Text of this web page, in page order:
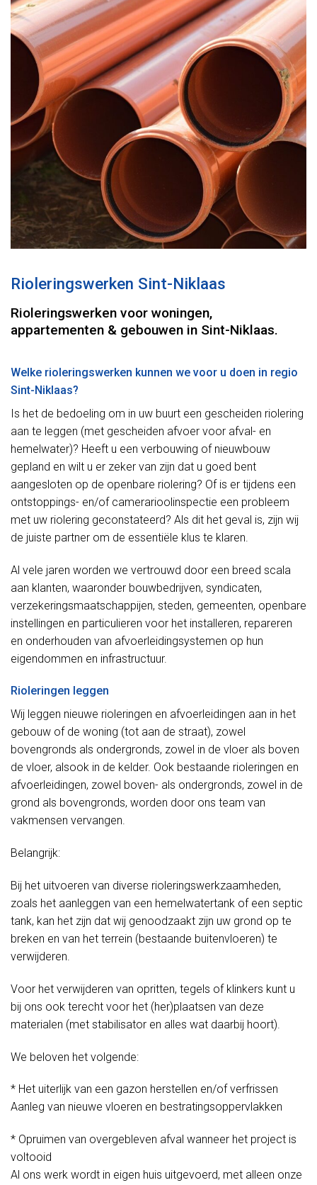
Rioleringswerken Sint-Niklaas
Rioleringswerken voor woningen,
appartementen & gebouwen in Sint-Niklaas.
Welke rioleringswerken kunnen we voor u doen in regio
Sint-Niklaas?
Is het de bedoeling om in uw buurt een gescheiden riolering
aan te leggen (met gescheiden afvoer voor afval- en
hemelwater)? Heeft u een verbouwing of nieuwbouw
gepland en wilt u er zeker van zijn dat u goed bent
aangesloten op de openbare riolering? Of is er tijdens een
ontstoppings- en/of camerarioolinspectie een probleem
met uw riolering geconstateerd? Als dit het geval is, zijn wij
de juiste partner om de essentiële klus te klaren.
Al vele jaren worden we vertrouwd door een breed scala
aan klanten, waaronder bouwbedrijven, syndicaten,
verzekeringsmaatschappijen, steden, gemeenten, openbare
instellingen en particulieren voor het installeren, repareren
en onderhouden van afvoerleidingsystemen op hun
eigendommen en infrastructuur.
Rioleringen leggen
Wij leggen nieuwe rioleringen en afvoerleidingen aan in het
gebouw of de woning (tot aan de straat), zowel
bovengronds als ondergronds, zowel in de vloer als boven
de vloer, alsook in de kelder. Ook bestaande rioleringen en
afvoerleidingen, zowel boven- als ondergronds, zowel in de
grond als bovengronds, worden door ons team van
vakmensen vervangen.
Belangrijk:
Bij het uitvoeren van diverse rioleringswerkzaamheden,
zoals het aanleggen van een hemelwatertank of een septic
tank, kan het zijn dat wij genoodzaakt zijn uw grond op te
breken en van het terrein (bestaande buitenvloeren) te
verwijderen.
Voor het verwijderen van opritten, tegels of klinkers kunt u
bij ons ook terecht voor het (her)plaatsen van deze
materialen (met stabilisator en alles wat daarbij hoort).
We beloven het volgende:
* Het uiterlijk van een gazon herstellen en/of verfrissen
Aanleg van nieuwe vloeren en bestratingsoppervlakken
* Opruimen van overgebleven afval wanneer het project is
voltooid
Al ons werk wordt in eigen huis uitgevoerd, met alleen onze